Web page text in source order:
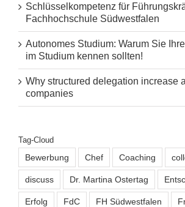
Schlüsselkompetenz für
Fachhochschule Südwestfalen
Autonomes Studium: Warum Sie
im Studium kennen sollten!
Why structured delegation increase
companies
Tag-Cloud
Bewerbung Chef Coaching
discuss Dr. Martina Ostertag
Erfolg FdC FH Südwestfalen